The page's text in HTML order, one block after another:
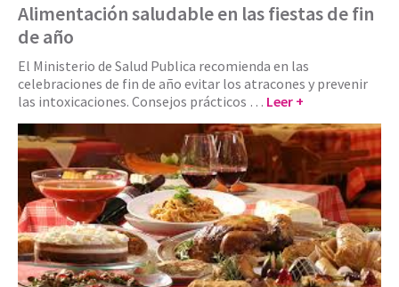
Alimentación saludable en las fiestas de fin
de año
El Ministerio de Salud Publica recomienda en las
celebraciones de fin de año evitar los atracones y prevenir
las intoxicaciones. Consejos prácticos … Leer +